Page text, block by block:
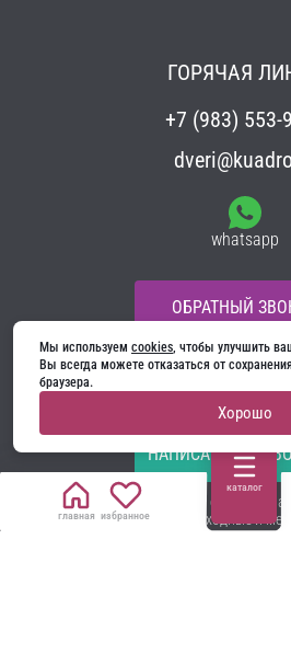
главная избранное
каталог
ГОРЯЧАЯ
+7 (983) 553-
whatsapp
ОБРАТНЫЙ
НАПИСАТЬ
Все материалы на сайте
ООО «Ягуар-М» — входные и
производителя.
Мы в
Мы используем cookies, чтобы улучшить
Вы всегда можете отказаться от
браузера.
Хорошо